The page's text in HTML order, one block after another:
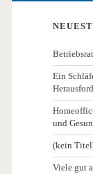
Ein
und
(kein
Viele gut